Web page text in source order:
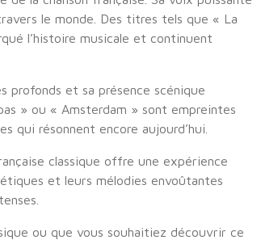
le monde. Des titres tels que « La
l’histoire musicale et continuent
profonds et sa présence scénique
» ou « Amsterdam » sont empreintes
qui résonnent encore aujourd’hui.
classique offre une expérience
et leurs mélodies envoûtantes
ou que vous souhaitiez découvrir ce